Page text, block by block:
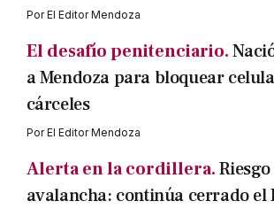
PorEl Editor Mendoza
El desafío penitenciario.
a Mendoza para bloquear
cárceles
PorEl Editor Mendoza
Alerta en la cordillera.
avalancha: continúa cerrado el